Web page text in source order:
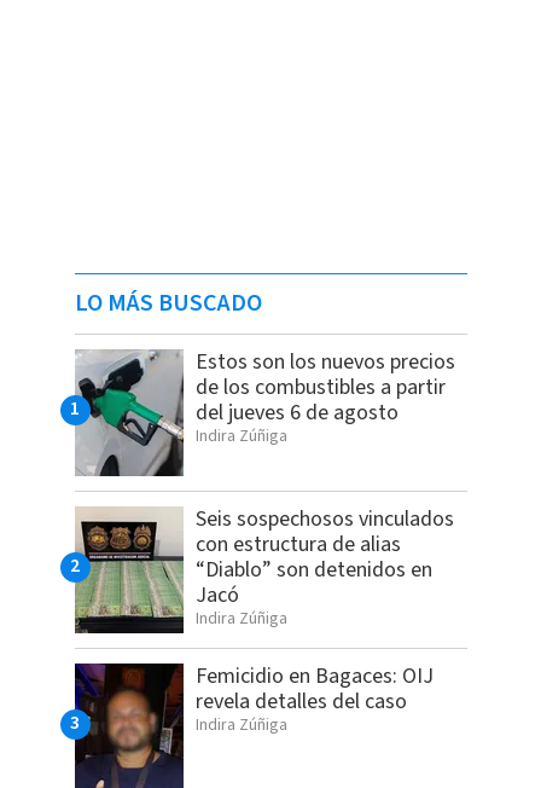
LO MÁS BUSCADO
Estos son los nuevos precios
de los combustibles a partir
del jueves 6 de agosto
Indira Zúñiga
Seis sospechosos vinculados
con estructura de alias
“Diablo” son detenidos en
Jacó
Indira Zúñiga
Femicidio en Bagaces: OIJ
revela detalles del caso
Indira Zúñiga